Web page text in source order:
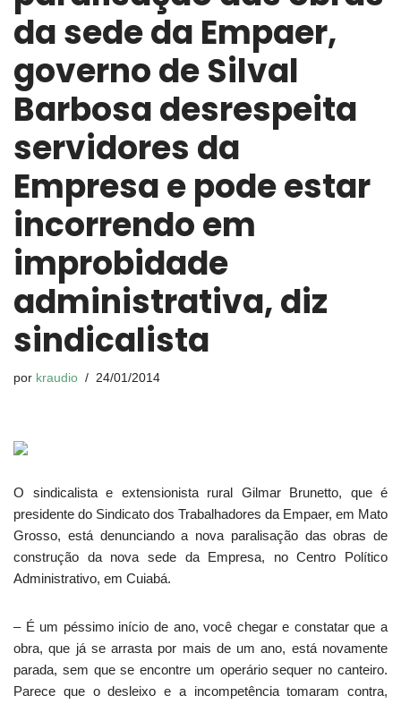
da sede da Empaer,
governo de Silval
Barbosa desrespeita
servidores da
Empresa e pode estar
incorrendo em
improbidade
administrativa, diz
sindicalista
por kraudio 24/01/2014
O sindicalista e extensionista rural Gilmar Brunetto, que é
presidente do Sindicato dos Trabalhadores da Empaer, em Mato
Grosso, está denunciando a nova paralisação das obras de
construção da nova sede da Empresa, no Centro Político
Administrativo, em Cuiabá.
– É um péssimo início de ano, você chegar e constatar que a
obra, que já se arrasta por mais de um ano, está novamente
parada, sem que se encontre um operário sequer no canteiro.
Parece que o desleixo e a incompetência tomaram contra,